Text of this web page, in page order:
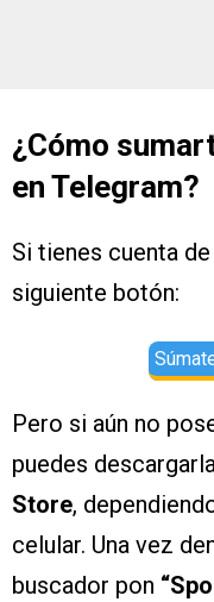
¿Cómo
en Telegram?
Si tienes cuenta de
siguiente botón:
Pero si aún no
puedes
Store,
celular. Una vez
buscador pon